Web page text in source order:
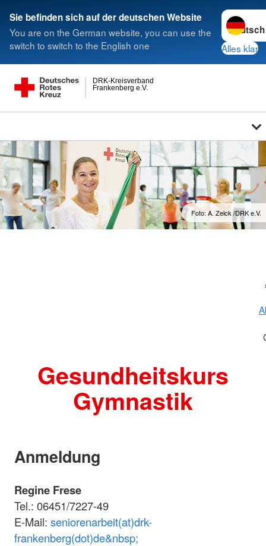
Sie befinden sich auf der deutschen Website
You are on the German website, you can use the
switch to switch to the English one
Sprache
Alles klar
Frankenberg e.V.
DRK-Kreisverband
Foto: A. Zelck /DRK e.V.
Gesundheitskurs
Gymnastik
Anmeldung
Regine Frese
Tel.: 06451/7227-49
E-Mail: seniorenarbeit(at)drk-
frankenberg(dot)de&nbsp;